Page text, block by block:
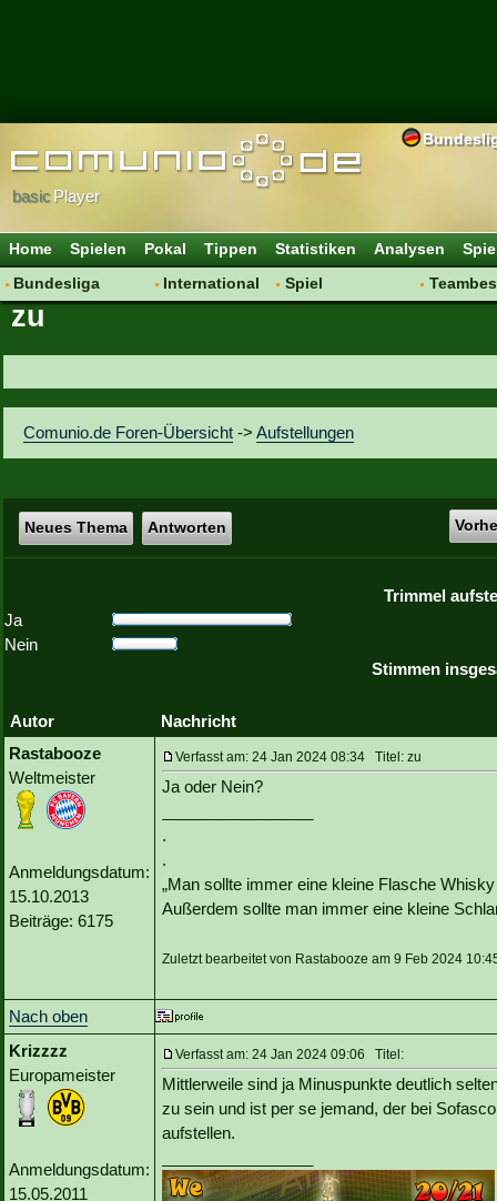
basicPlayer
Home Spielen Pokal Tippen Statistiken Analysen
Bundesliga
Hot News
Vereinsdiskussion
Vereinsfragen
International
Spiel
zu
Comunio.de Foren-Übersicht ->Aufstellungen
Neues Thema Antworten
Trimmel
Ja
Nein
Stimmen
Autor
Nachricht
Rastabooze
Weltmeister
Anmeldungsdatum:
15.10.2013
Beiträge: 6175
Verfasst am: 24 Jan 2024 08:34 Titel: zu
Ja oder Nein?
.
.
„Man sollte immer eine kleine Flasche
Außerdem sollte man immer eine kleine
Zuletzt bearbeitet von Rastabooze am 9 Feb 2024
Nach oben
Krizzzz
Europameister
Anmeldungsdatum:
15.05.2011
Verfasst am: 24 Jan 2024 09:06 Titel:
Mittlerweile sind ja Minuspunkte deutlich
zu sein und ist per se jemand, der bei
aufstellen.